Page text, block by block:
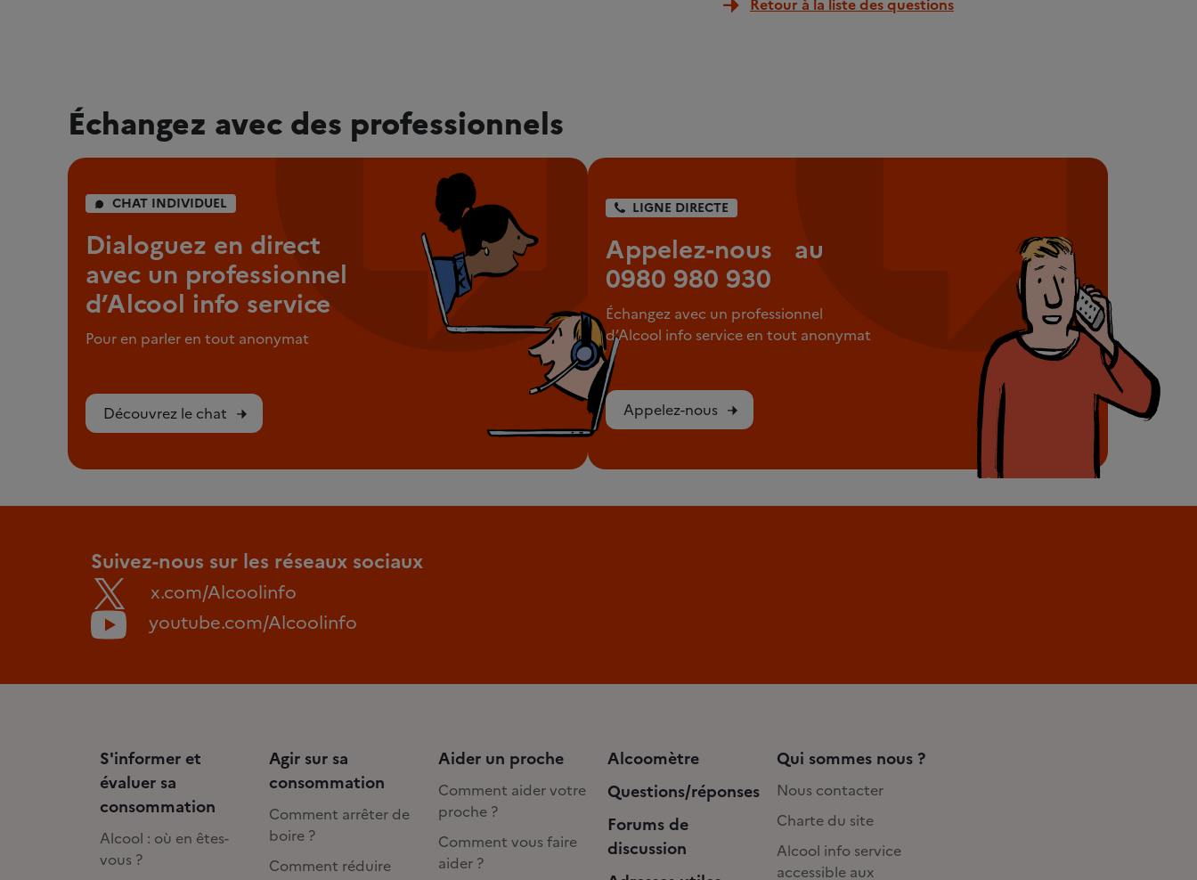
Retour à la liste des questions
Échangez avec des professionnels
CHAT INDIVIDUEL
Dialoguez en direct
avec un professionnel
d’Alcool info service
Pour en parler en tout anonymat
Découvrez le chat
LIGNE DIRECTE
Appelez-nous au
0980 980 930
Échangez avec un professionnel
d’Alcool info service en tout anonymat
Appelez-nous
Suivez-nous sur les réseaux sociaux
x.com/Alcoolinfo
youtube.com/Alcoolinfo
S'informer et
évaluer sa
consommation
Alcool : où en êtes-
vous ?
Agir sur sa
consommation
Comment arrêter de
boire ?
Comment réduire
Aider un proche
Comment aider votre
proche ?
Comment vous faire
aider ?
Alcoomètre
Questions/réponses
Forums de
discussion
Qui sommes nous ?
Nous contacter
Charte du site
Alcool info service
accessible aux